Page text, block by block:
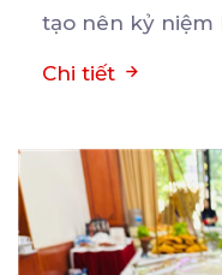
tạo nên kỷ niệm
Chi tiết